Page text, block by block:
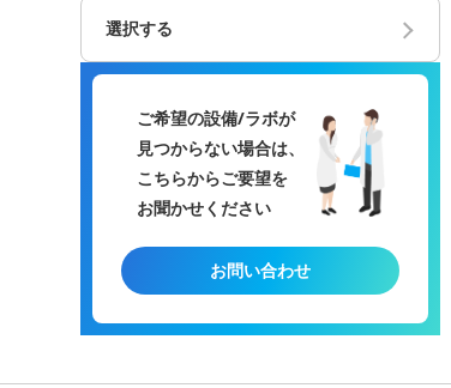
選択する
ご希望の設備/ラボが
見つからない場合は、
こちらからご要望を
お聞かせください
お問い合わせ